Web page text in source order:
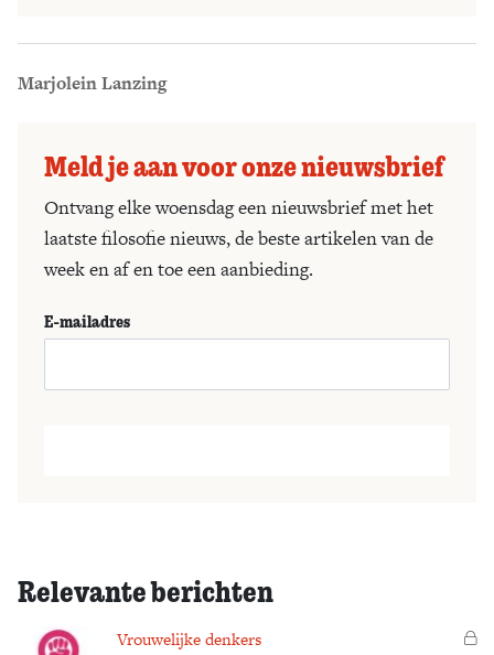
Marjolein Lanzing
Meld je aan voor onze nieuwsbrief
Ontvang elke woensdag een nieuwsbrief met het
laatste filosofie nieuws, de beste artikelen van de
week en af en toe een aanbieding.
E-mailadres
Relevante berichten
Vrouwelijke denkers